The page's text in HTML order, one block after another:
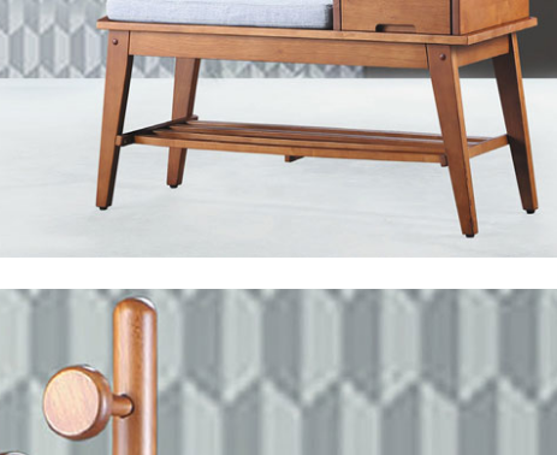
配送天數：5~14天
到貨時間：指定送貨日當天以電話聯絡確認
｜周（一）配送部門固定公休無送貨｜
台北市、新北市地區固定每周(三)、(日)兩天收送貨
於到貨日起七日內通知本公司客服人員，我們將為您更換新品，
商品必須是全新狀態且完整包裝，床墊、床包、枕頭類產品需為
廠商紙及所有附隨文件或資料之完整性)，若未依照上述方式處
選購商品，可能會因個人電腦螢幕的設定色差或解析度等因素，
因此而需退換貨，需自付來回運費及人資成本，請您訂購前詳
尺寸，大型物件因為人工丈量，難免會有些許誤差值(約正負
鑑賞期間若發生非本司因素致使之汙損破壞，恕無法辦理退換
區固定每周(三)、(日)兩天收送貨，敬請見諒！
維修服務，超過7日鑑賞期，商品使用年限，因客人使用習慣、
壞、零件短缺，則維修、搬運費用，需由消費者自行吸收(另事
修)。